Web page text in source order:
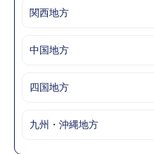
関西地方
中国地方
四国地方
九州・沖縄地方